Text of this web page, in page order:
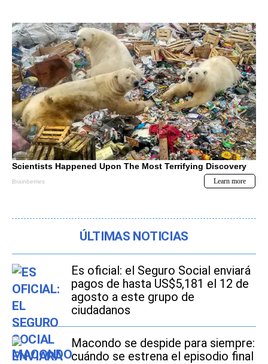
ÚLTIMAS NOTICIAS
Es oficial: el Seguro Social enviará
pagos de hasta US$5,181 el 12 de
agosto a este grupo de
ciudadanos
Macondo se despide para siempre:
cuándo se estrena el episodio final